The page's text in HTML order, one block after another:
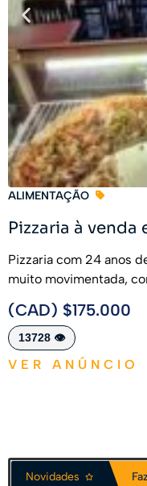
ALIMENTAÇÃO
Pizzaria à venda
Pizzaria com 24 anos
muito movimentada,
(CAD) $175.000
13728 👁️
VER ANÚNCIO
Novidades